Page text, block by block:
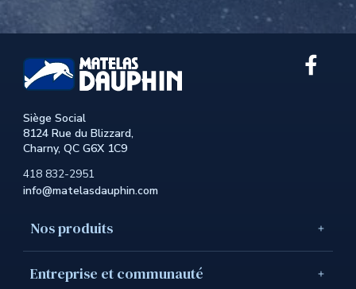
Siège Social
8124 Rue du Blizzard,
Charny, QC G6X 1C9
418 832-2951
info@matelasdauphin.com
Nos produits
Entreprise et communauté